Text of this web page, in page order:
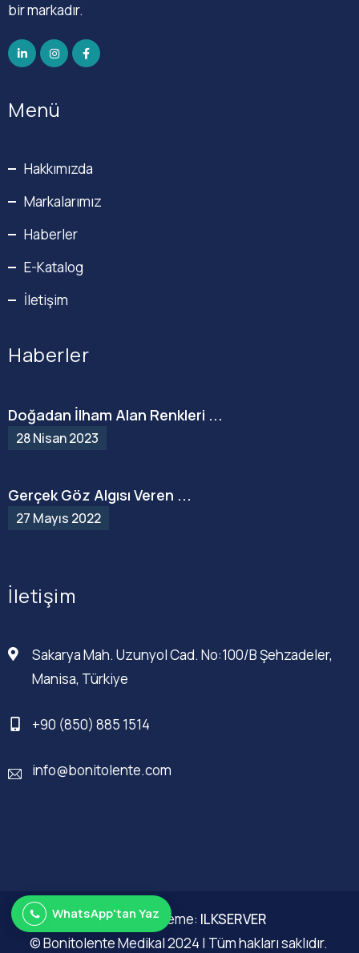
bir markadır.
Menü
Hakkımızda
Markalarımız
Haberler
E-Katalog
İletişim
Haberler
Doğadan İlham Alan Renkleri ...
28 Nisan 2023
Gerçek Göz Algısı Veren ...
27 Mayıs 2022
İletişim
Sakarya Mah. Uzunyol Cad. No:100/B Şehzadeler,
Manisa, Türkiye
+90 (850) 885 1514
info@bonitolente.com
Web Düzenleme: ILKSERVER
© Bonitolente Medikal 2024 | Tüm hakları saklıdır.
WhatsApp'tan Yaz